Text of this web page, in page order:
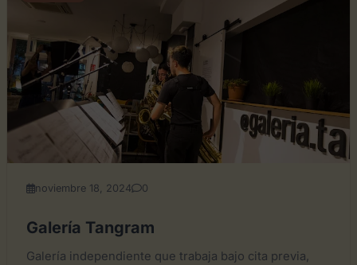
noviembre 18, 2024 0
Galería Tangram
Galería independiente que trabaja bajo cita previa,